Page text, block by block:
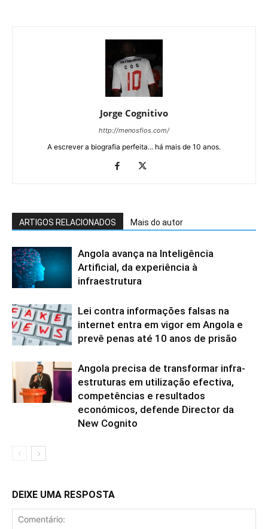
Jorge Cognitivo
http://menosfios.com/
A escrever a biografia perfeita... há mais de 10 anos.
ARTIGOS RELACIONADOS Mais do autor
Angola avança na Inteligência
Artificial, da experiência à
infraestrutura
Lei contra informações falsas na
internet entra em vigor em Angola e
prevê penas até 10 anos de prisão
Angola precisa de transformar infra-
estruturas em utilização efectiva,
competências e resultados
económicos, defende Director da
New Cognito
DEIXE UMA RESPOSTA